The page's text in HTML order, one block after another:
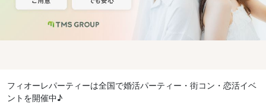
フィオーレパーティーは全国で婚活パーティー・街コン・恋活イベ
ントを開催中♪